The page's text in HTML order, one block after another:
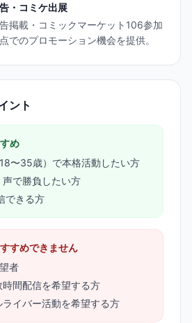
・コミケ出展
掲載・コミックマーケット106参加
でのプロモーション機会を提供。
ント
め
〜35歳）で本格活動したい方
で勝負したい方
できる方
すめできません
者
間配信を希望する方
イバー活動を希望する方